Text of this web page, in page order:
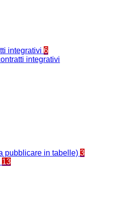
integrativi 6
integrativi
pubblicare in tabelle) 3
13